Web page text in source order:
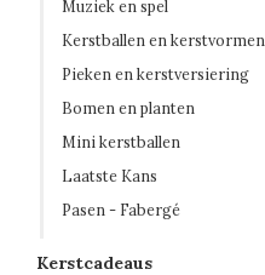
Muziek en spel
Kerstballen en kerstvormen
Pieken en kerstversiering
Bomen en planten
Mini kerstballen
Laatste Kans
Pasen - Fabergé
Kerstcadeaus